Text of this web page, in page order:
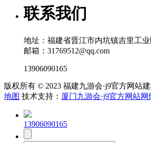
联系我们
地址：福建省晋江市内坑镇吉里工业
邮箱：31769512@qq.com
13906090165
版权所有 © 2023 福建九游会·j9官方网站
地图 技术支持： 厦门九游会·j9官方网站
13906090165